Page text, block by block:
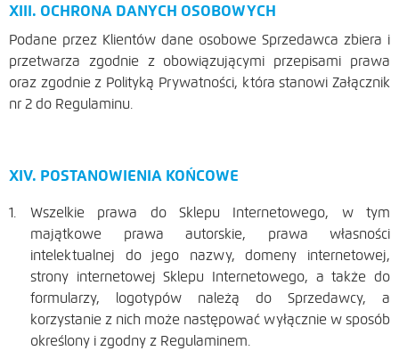
XIII. OCHRONA DANYCH OSOBOWYCH
Podane przez Klientów dane osobowe Sprzedawca zbiera i
przetwarza zgodnie z obowiązującymi przepisami prawa
oraz zgodnie z Polityką Prywatności, która stanowi Załącznik
nr 2 do Regulaminu.
XIV. POSTANOWIENIA KOŃCOWE
Wszelkie prawa do Sklepu Internetowego, w tym
majątkowe prawa autorskie, prawa własności
intelektualnej do jego nazwy, domeny internetowej,
strony internetowej Sklepu Internetowego, a także do
formularzy, logotypów należą do Sprzedawcy, a
korzystanie z nich może następować wyłącznie w sposób
określony i zgodny z Regulaminem.